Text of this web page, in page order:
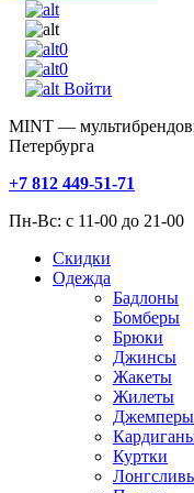
0
0
Войти
MINT —
Петербурга
+7 812 449-51-71
Пн-Вс: с 11-00 до 21-00
Скидки
Одежда
Бадлоны
Бомберы
Брюки
Джинсы
Жакеты
Жилеты
Джемперы
Куртки